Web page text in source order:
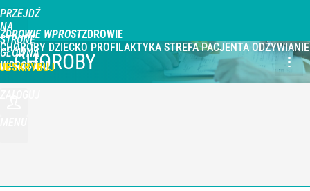
PRZEJDŹ
NA
STRONĘ
GŁÓWNĄ
WPROST.PL
ZDROWIE WPROST
CHOROBY DZIECKO PROFILAKTYKA STREFA PACJENTA ODŻYWIANIE
CHOROBY